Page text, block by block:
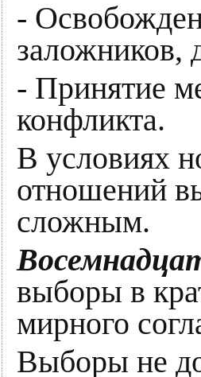
-
заложников,
- Принятие
конфликта.
В условиях
отношений
сложным.
выборы в
мирного
Выборы не